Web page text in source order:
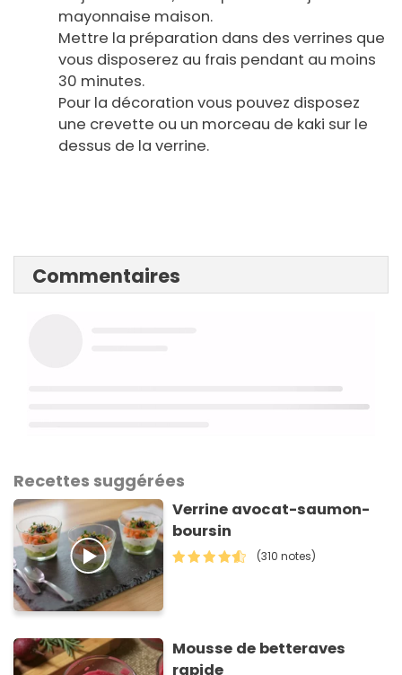
mayonnaise maison.
Mettre la préparation dans des verrines que
vous disposerez au frais pendant au moins
30 minutes.
Pour la décoration vous pouvez disposez
une crevette ou un morceau de kaki sur le
dessus de la verrine.
Commentaires
Recettes suggérées
Verrine avocat-saumon-
boursin
(310 notes)
Mousse de betteraves
rapide